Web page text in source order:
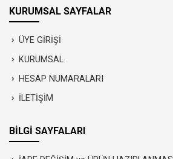
KURUMSAL SAYFALAR
ÜYE GİRİŞİ
KURUMSAL
HESAP NUMARALARI
İLETİŞİM
BİLGİ SAYFALARI